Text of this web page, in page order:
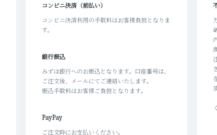
コンビニ決済（前払い）
コンビニ決済利用の手数料はお客様負担となりま
す。
銀行振込
みずほ銀行へのお振込となります。口座番号は、
ご注文後、メールにてご連絡いたします。
振込手数料はお客様ご負担となります。
PayPay
ご注文時にお支払いください。